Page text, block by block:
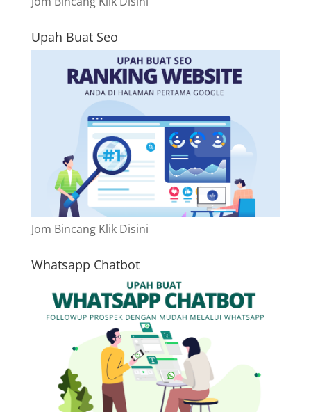
Upah Buat Seo
Jom Bincang Klik Disini
Whatsapp Chatbot